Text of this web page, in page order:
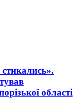
області